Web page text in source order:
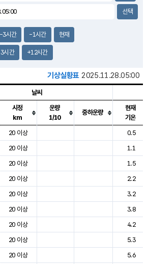
2.8m/s
-3시간 -1시간 현재
시간 +12시간
기상실황표 2025.11.28.05:00
, 날씨, 기온, 강수, 바람, 기압등을 안내한 표입
날씨
시정
km
운량
1/10
중하운량
현재
기온
20 이상
0.5
20 이상
1.1
20 이상
1.5
20 이상
2.2
20 이상
3.2
20 이상
3.8
20 이상
4.2
20 이상
5.3
20 이상
5.6